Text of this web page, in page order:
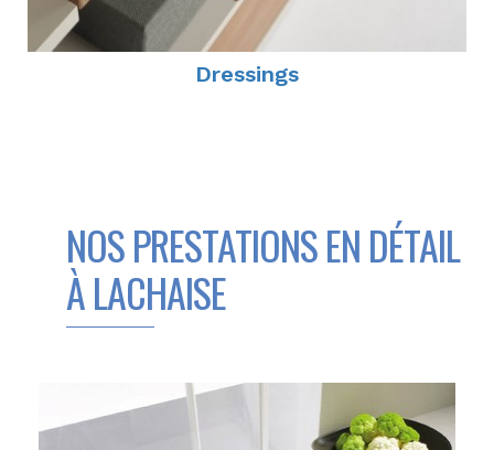
Dressings
NOS PRESTATIONS EN DÉTAIL
À LACHAISE